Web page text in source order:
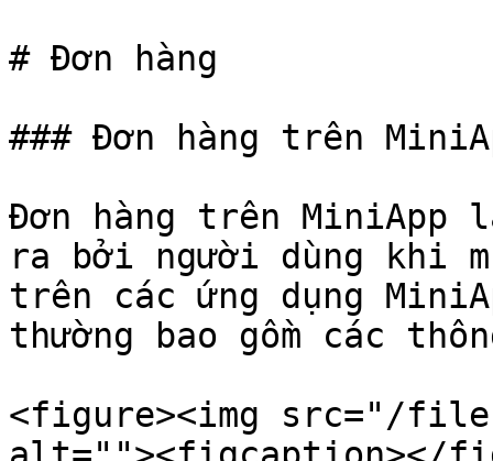
# Đơn hàng
### Đơn hàng trên
Đơn hàng trên MiniApp
ra bởi người dùng khi
trên các ứng dụng
thường bao gồm các
<figure><img src="/